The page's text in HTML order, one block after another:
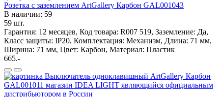
Розетка с заземлением ArtGallery Карбон GAL001043
В наличии: 59
59 шт.
Гарантия: 12 месяцев, Код товара: R007 519, Заземление: Да,
Класс защиты: IP20, Комплектация: Механизм, Длина: 71 мм,
Ширина: 71 мм, Цвет: Карбон, Материал: Пластик
665.-